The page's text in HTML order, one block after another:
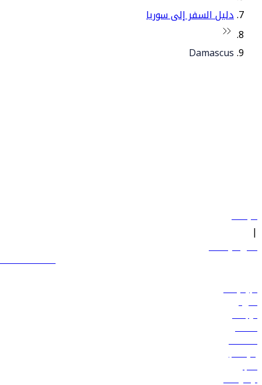
دليل السفر إلى سوريا
Damascus
سياساتنا
|
الشروط والأحكام
600 544 445
حجز الرحلات
العروض
الوجهات
الأمتعة
المساعدة
إدارة الحجز
الأخبار
تواصل معنا